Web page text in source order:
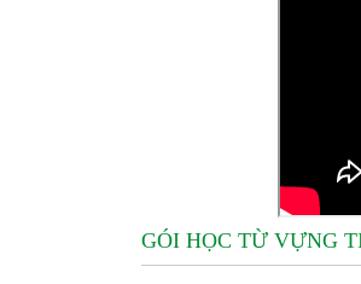
GÓI HỌC TỪ VỰNG